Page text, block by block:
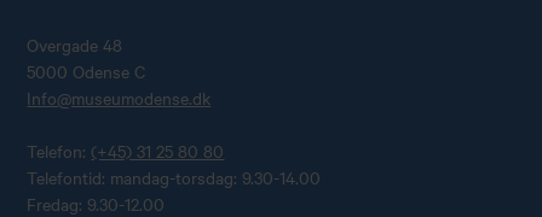
Overgade 48
5000 Odense C
Info@museumodense.dk
Telefon: (+45) 31 25 80 80
Telefontid: mandag-torsdag: 9.30-14.00
Fredag: 9.30-12.00